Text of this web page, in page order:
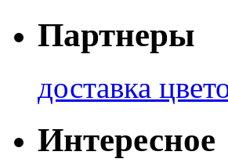
Партнеры
доставка
Интересное